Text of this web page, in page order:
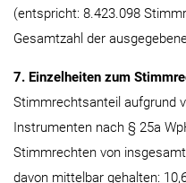
(entspricht: 8.423.098
Gesamtzahl der
7. Einzelheiten zum
Stimmrechtsanteil aufgrund
Instrumenten nach § 25a
Stimmrechten von
davon mittelbar gehalten: